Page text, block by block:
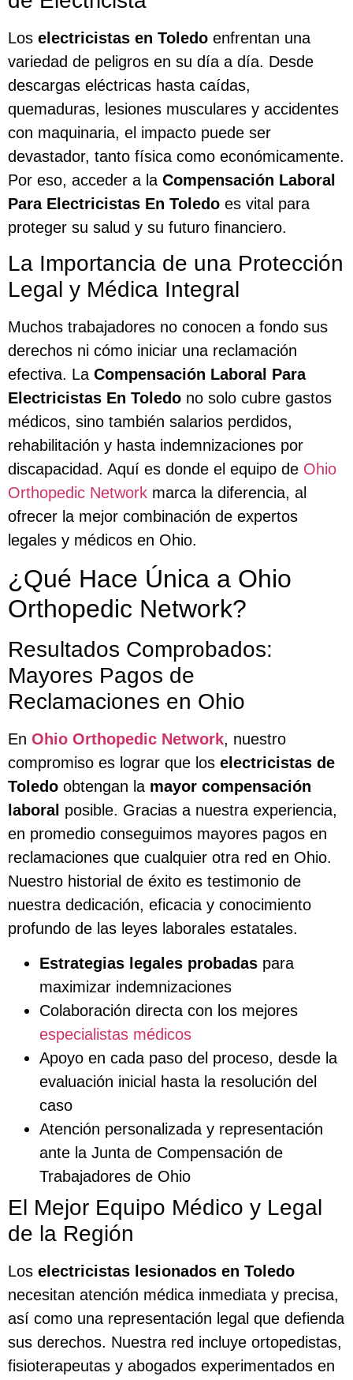
Los electricistas en Toledo enfrentan una
variedad de peligros en su día a día. Desde
descargas eléctricas hasta caídas,
quemaduras, lesiones musculares y accidentes
con maquinaria, el impacto puede ser
devastador, tanto física como económicamente.
Por eso, acceder a la Compensación Laboral
Para Electricistas En Toledo es vital para
proteger su salud y su futuro financiero.
La Importancia de una Protección
Legal y Médica Integral
Muchos trabajadores no conocen a fondo sus
derechos ni cómo iniciar una reclamación
efectiva. La Compensación Laboral Para
Electricistas En Toledo no solo cubre gastos
médicos, sino también salarios perdidos,
rehabilitación y hasta indemnizaciones por
discapacidad. Aquí es donde el equipo de Ohio
Orthopedic Network marca la diferencia, al
ofrecer la mejor combinación de expertos
legales y médicos en Ohio.
¿Qué Hace Única a Ohio
Orthopedic Network?
Resultados Comprobados:
Mayores Pagos de
Reclamaciones en Ohio
En Ohio Orthopedic Network, nuestro
compromiso es lograr que los electricistas de
Toledo obtengan la mayor compensación
laboral posible. Gracias a nuestra experiencia,
en promedio conseguimos mayores pagos en
reclamaciones que cualquier otra red en Ohio.
Nuestro historial de éxito es testimonio de
nuestra dedicación, eficacia y conocimiento
profundo de las leyes laborales estatales.
Estrategias legales probadas para
maximizar indemnizaciones
Colaboración directa con los mejores
especialistas médicos
Apoyo en cada paso del proceso, desde la
evaluación inicial hasta la resolución del
caso
Atención personalizada y representación
ante la Junta de Compensación de
Trabajadores de Ohio
El Mejor Equipo Médico y Legal
de la Región
Los electricistas lesionados en Toledo
necesitan atención médica inmediata y precisa,
así como una representación legal que defienda
sus derechos. Nuestra red incluye ortopedistas,
fisioterapeutas y abogados experimentados en